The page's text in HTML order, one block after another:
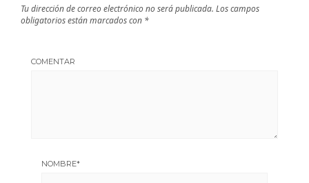
Tu dirección de correo electrónico no será publicada. Los campos
obligatorios están marcados con *
COMENTAR
NOMBRE*